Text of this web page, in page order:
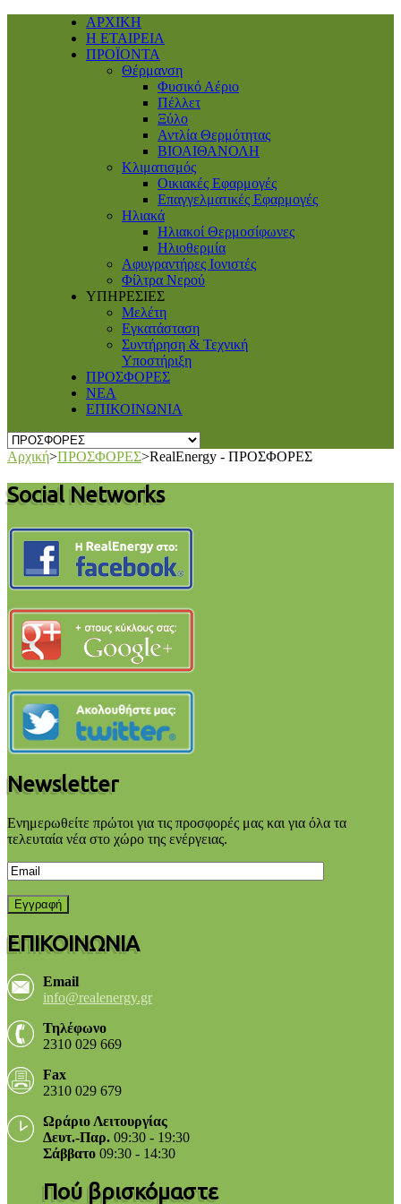
ΑΡΧΙΚΗ
Η ΕΤΑΙΡΕΙΑ
ΠΡΟΪΟΝΤΑ
Θέρμανση
Φυσικό Αέριο
Πέλλετ
Ξύλο
Αντλία Θερμότητας
ΒΙΟΑΙΘΑΝΟΛΗ
Κλιματισμός
Οικιακές Εφαρμογές
Επαγγελματικές Eφαρμογές
Ηλιακά
Ηλιακοί Θερμοσίφωνες
Ηλιοθερμία
Αφυγραντήρες Ιονιστές
Φίλτρα Νερού
ΥΠΗΡΕΣΙΕΣ
Μελέτη
Εγκατάσταση
Συντήρηση & Τεχνική
Υποστήριξη
ΠΡΟΣΦΟΡΕΣ
ΝΕΑ
ΕΠΙΚΟΙΝΩΝΙΑ
Αρχική>ΠΡΟΣΦΟΡΕΣ>RealEnergy - ΠΡΟΣΦΟΡΕΣ
Social Networks
Newsletter
Ενημερωθείτε πρώτοι για τις προσφορές μας και για όλα τα
τελευταία νέα στο χώρο της ενέργειας.
ΕΠΙΚΟΙΝΩΝΙΑ
Email
info@realenergy.gr
Τηλέφωνο
2310 029 669
Fax
2310 029 679
Ωράριο Λειτουργίας
Δευτ.-Παρ. 09:30 - 19:30
Σάββατο 09:30 - 14:30
Πού βρισκόμαστε